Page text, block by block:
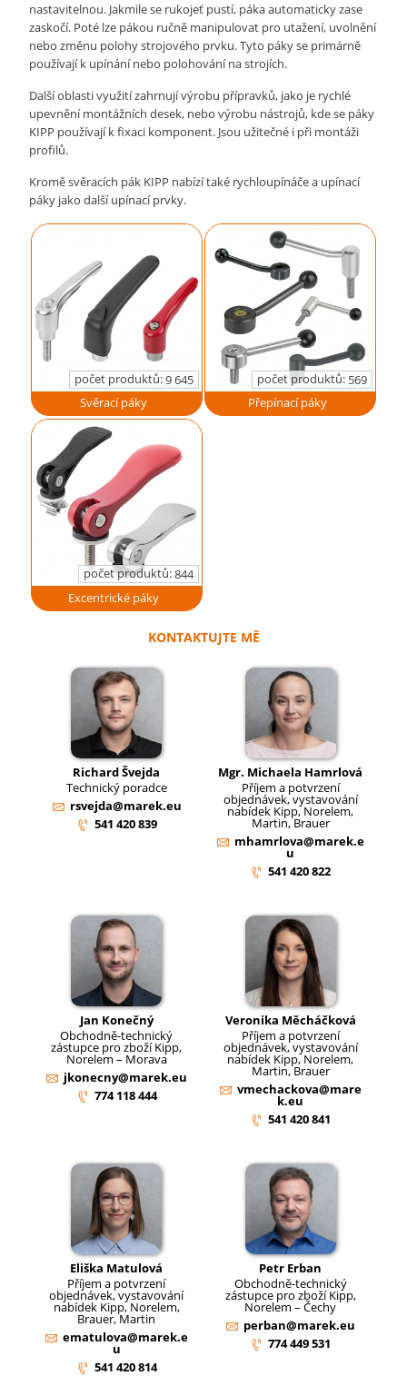
nastavitelnou. Jakmile se rukojeť pustí, páka automaticky zase
zaskočí. Poté lze pákou ručně manipulovat pro utažení, uvolnění
nebo změnu polohy strojového prvku. Tyto páky se primárně
používají k upínání nebo polohování na strojích.
Další oblasti využití zahrnují výrobu přípravků, jako je rychlé
upevnění montážních desek, nebo výrobu nástrojů, kde se páky
KIPP používají k fixaci komponent. Jsou užitečné i při montáži
profilů.
Kromě svěracích pák KIPP nabízí také rychloupínáče a upínací
páky jako další upínací prvky.
počet produktů:9 645
Svěrací páky
počet produktů: 569
Přepínací páky
počet produktů:844
Excentrické páky
KONTAKTUJTE MĚ
Richard Švejda
Technický poradce
rsvejda@marek.eu
541 420 839
Mgr. Michaela Hamrlová
Příjem a potvrzení
objednávek, vystavování
nabídek Kipp, Norelem,
Martin, Brauer
mhamrlova@marek.e
u
541 420 822
Jan Konečný
Obchodně-technický
zástupce pro zboží Kipp,
Norelem – Morava
jkonecny@marek.eu
774 118 444
Veronika Měcháčková
Příjem a potvrzení
objednávek, vystavování
nabídek Kipp, Norelem,
Martin, Brauer
vmechackova@mare
k.eu
541 420 841
Eliška Matulová
Příjem a potvrzení
objednávek, vystavování
nabídek Kipp, Norelem,
Brauer, Martin
ematulova@marek.e
u
541 420 814
Petr Erban
Obchodně-technický
zástupce pro zboží Kipp,
Norelem – Čechy
perban@marek.eu
774 449 531